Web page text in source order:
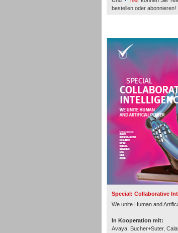
bestellen oder abonnieren!
Special: Collaborative
We unite Human and
In Kooperation mit:
Avaya, Bucher+Suter,
Personal
Inbound